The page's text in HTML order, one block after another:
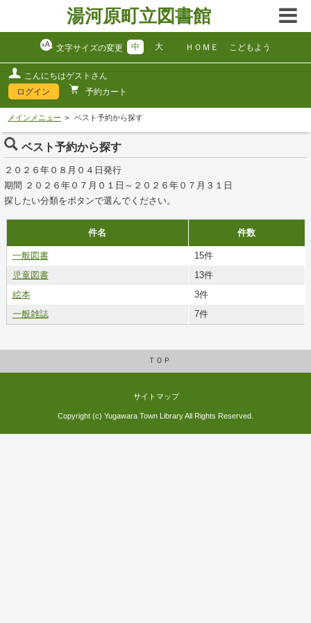
湯河原町立図書館
文字サイズの変更 中 大 ＨＯＭＥ こどもよう
こんにちはゲストさん
ログイン
予約カート
メインメニュー ベスト予約から探す
ベスト予約から探す
２０２６年０８月０４日発行
期間 ２０２６年０７月０１日～２０２６年０７月３１日
探したい分類をボタンで選んでください。
件名 件数
一般図書
15件
児童図書
13件
絵本
3件
一般雑誌
7件
ＴＯＰ
サイトマップ
Copyright (c) Yugawara Town Library All Rights Reserved.